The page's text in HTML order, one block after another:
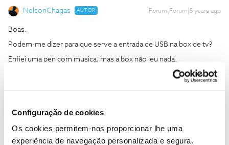
Configuração de cookies
Os cookies permitem-nos proporcionar lhe uma
experiência de navegação personalizada e segura.
NelsonChagas AUTOR Forum|Forum|5 years ago
Boas.
Podem-me dizer para que serve a entrada de USB na box de tv?
Enfiei uma pen com musica, mas a box não leu nada.
Isso não me ajuda a saber para que serve a entrada de usb na box.